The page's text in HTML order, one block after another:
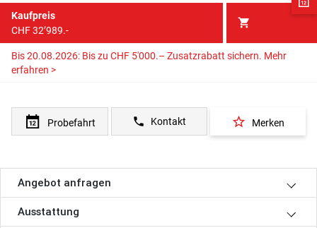
Kaufpreis
CHF 32’989.-
shopping_cart
Bis 20.08.2026: Bis zu CHF 5'000.– Zusatzrabatt sichern. Mehr
erfahren >
Probefahrt phone Kontakt star_border Merken
Angebot anfragen
Ausstattung